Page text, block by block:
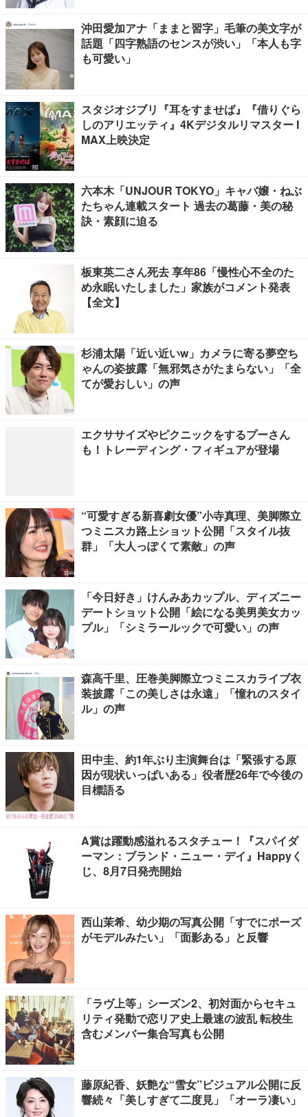
沖田愛加アナ「ままと習字」毛筆の美文字が
話題「四字熟語のセンスが渋い」「本人も字
も可愛い」
スタジオジブリ『耳をすませば』『借りぐら
しのアリエッティ』4Kデジタルリマスター I
MAX上映決定
六本木「UNJOUR TOKYO」キャバ嬢・ねぶ
たちゃん連載スタート 過去の葛藤・美の秘
訣・素顔に迫る
板東英二さん死去 享年86「慢性心不全のた
め永眠いたしました」家族がコメント発表
【全文】
杉浦太陽「近い近いw」カメラに寄る夢空ち
ゃんの姿披露「無邪気さがたまらない」「全
てが愛おしい」の声
エクササイズやピクニックをするプーさん
も！トレーディング・フィギュアが登場
“可愛すぎる新喜劇女優”小寺真理、美脚際立
つミニスカ路上ショット公開「スタイル抜
群」「大人っぽくて素敵」の声
「今日好き」けんみあカップル、ディズニー
デートショット公開「絵になる美男美女カッ
プル」「シミラールックで可愛い」の声
森高千里、圧巻美脚際立つミニスカライブ衣
装披露「この美しさは永遠」「憧れのスタイ
ル」の声
田中圭、約1年ぶり主演舞台は「緊張する原
因が現状いっぱいある」役者歴26年で今後の
目標語る
A賞は躍動感溢れるスタチュー！『スパイダ
ーマン：ブランド・ニュー・デイ』Happyく
じ、8月7日発売開始
西山茉希、幼少期の写真公開「すでにポーズ
がモデルみたい」「面影ある」と反響
「ラヴ上等」シーズン2、初対面からセキュ
リティ発動で恋リア史上最速の波乱 転校生
含むメンバー集合写真も公開
藤原紀香、妖艶な“雪女”ビジュアル公開に反
響続々「美しすぎて二度見」「オーラ凄い」